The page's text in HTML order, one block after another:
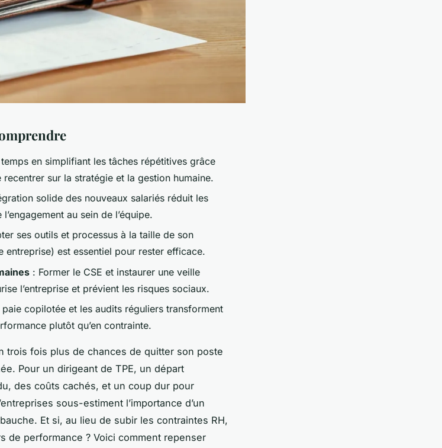
en simplifiant les tâches répétitives grâce
sur la stratégie et la gestion humaine.
solide des nouveaux salariés réduit les
au sein de l’équipe.
ses outils et processus à la taille de son
entreprise) est essentiel pour rester efficace.
: Former le CSE et instaurer une veille
l’entreprise et prévient les risques sociaux.
paie copilotée et les audits réguliers transforment
plutôt qu’en contrainte.
trois fois plus de chances de quitter son poste
Pour un dirigeant de TPE, un départ
des coûts cachés, et un coup dur pour
sous-estiment l’importance d’un
Et si, au lieu de subir les contraintes RH,
de performance ? Voici comment repenser